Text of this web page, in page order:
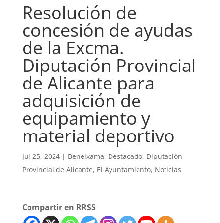
Resolución de
concesión de ayudas
de la Excma.
Diputación Provincial
de Alicante para
adquisición de
equipamiento y
material deportivo
Jul 25, 2024| Beneixama, Destacado, Diputación
Provincial de Alicante, El Ayuntamiento, Noticias
Compartir en RRSS